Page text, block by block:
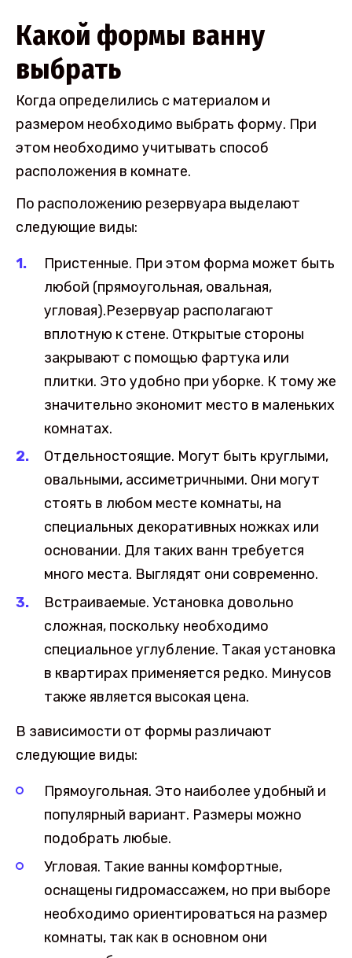
Какой формы ванну
выбрать
Когда определились с материалом и
размером необходимо выбрать форму. При
этом необходимо учитывать способ
расположения в комнате.
По расположению резервуара выделают
следующие виды:
Пристенные. При этом форма может быть
любой (прямоугольная, овальная,
угловая).Резервуар располагают
вплотную к стене. Открытые стороны
закрывают с помощью фартука или
плитки. Это удобно при уборке. К тому же
значительно экономит место в маленьких
комнатах.
Отдельностоящие. Могут быть круглыми,
овальными, ассиметричными. Они могут
стоять в любом месте комнаты, на
специальных декоративных ножках или
основании. Для таких ванн требуется
много места. Выглядят они современно.
Встраиваемые. Установка довольно
сложная, поскольку необходимо
специальное углубление. Такая установка
в квартирах применяется редко. Минусов
также является высокая цена.
В зависимости от формы различают
следующие виды:
Прямоугольная. Это наиболее удобный и
популярный вариант. Размеры можно
подобрать любые.
Угловая. Такие ванны комфортные,
оснащены гидромассажем, но при выборе
необходимо ориентироваться на размер
комнаты, так как в основном они